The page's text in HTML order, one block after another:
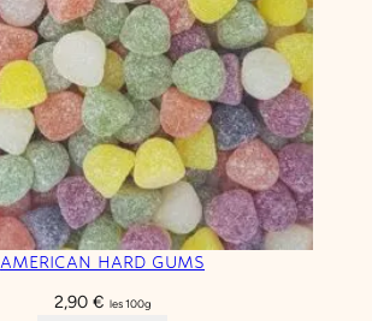
AMERICAN HARD GUMS
2,90 € les 100g